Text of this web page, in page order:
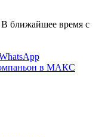
ближайшее время с